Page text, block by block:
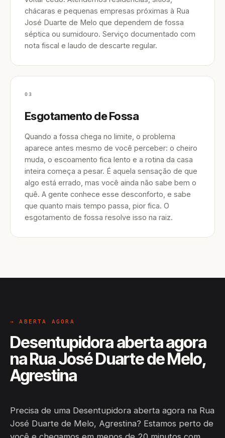
chácaras e pequenas empresas próximas à Rua
José Duarte de Melo que dependem de fossa
séptica ou sumidouro. Serviço documentado com
nota fiscal e laudo de descarte regular.
03
Esgotamento de Fossa
Quando a fossa chega no limite, o problema
aparece antes mesmo de você perceber: o cheiro
muda, o escoamento fica lento e a rotina da casa
inteira começa a pesar. É aquela sensação de que
algo está errado, mas você ainda não sabe bem o
quê. A gente conhece esse desconforto, e sabe
que quanto mais tempo passa, pior fica. O
esgotamento de fossa resolve isso na raiz.
→ ABERTA AGORA
Desentupidora aberta agora
na Rua José Duarte de Melo,
Agrestina
Precisa de uma Desentupidora aberta agora na Rua
José Duarte de Melo, Agrestina? Estamos perto de